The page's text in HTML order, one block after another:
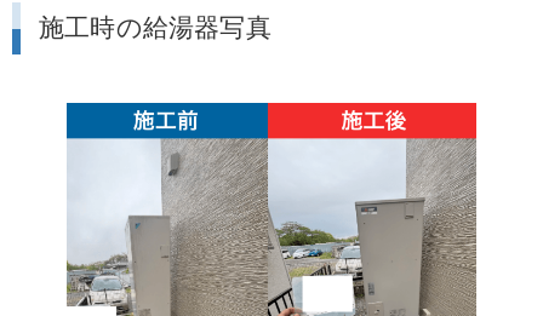
施工時の給湯器写真